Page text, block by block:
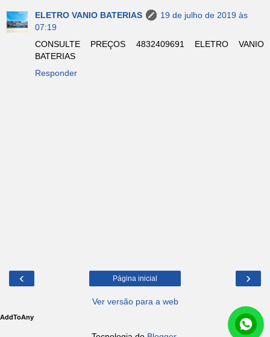
ELETRO VANIO BATERIAS
19 de julho de 2019 às
07:19
CONSULTE PREÇOS 4832409691 ELETRO VANIO
BATERIAS
Responder
‹ ›
Página inicial
Ver versão para a web
AddToAny